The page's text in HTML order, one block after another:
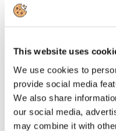
This website uses
We use cookies to
provide social media
We also share
our social media,
may combine it with
«L'industria cartaria italiana
Lorenzo Poli. «Per
indispensabile che la
che rafforzino la
regole coerenti con la realtà
favorire gli investimenti
delocalizzazione produttiva.
solo se riuscirà a mantenere
capacità di innovazione.»